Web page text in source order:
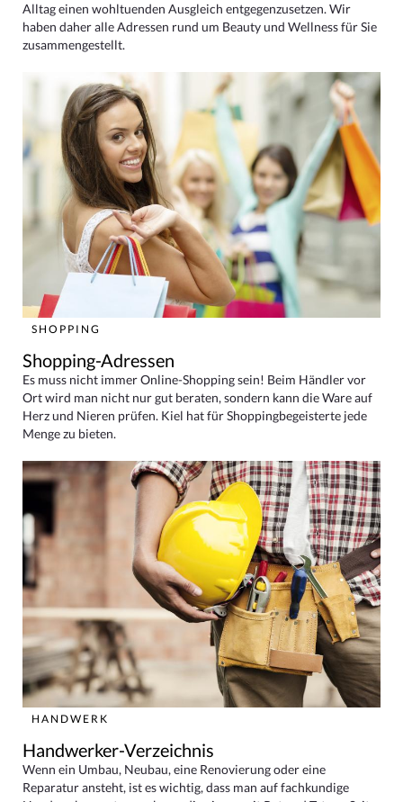
Alltag einen wohltuenden Ausgleich entgegenzusetzen. Wir
haben daher alle Adressen rund um Beauty und Wellness für Sie
zusammengestellt.
SHOPPING
Shopping-Adressen
Es muss nicht immer Online-Shopping sein! Beim Händler vor
Ort wird man nicht nur gut beraten, sondern kann die Ware auf
Herz und Nieren prüfen. Kiel hat für Shoppingbegeisterte jede
Menge zu bieten.
HANDWERK
Handwerker-Verzeichnis
Wenn ein Umbau, Neubau, eine Renovierung oder eine
Reparatur ansteht, ist es wichtig, dass man auf fachkundige